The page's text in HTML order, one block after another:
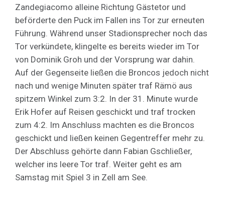
Zandegiacomo alleine Richtung Gästetor und
beförderte den Puck im Fallen ins Tor zur erneuten
Führung. Während unser Stadionsprecher noch das
Tor verkündete, klingelte es bereits wieder im Tor
von Dominik Groh und der Vorsprung war dahin.
Auf der Gegenseite ließen die Broncos jedoch nicht
nach und wenige Minuten später traf Rämö aus
spitzem Winkel zum 3:2. In der 31. Minute wurde
Erik Hofer auf Reisen geschickt und traf trocken
zum 4:2. Im Anschluss machten es die Broncos
geschickt und ließen keinen Gegentreffer mehr zu.
Der Abschluss gehörte dann Fabian Gschließer,
welcher ins leere Tor traf. Weiter geht es am
Samstag mit Spiel 3 in Zell am See.